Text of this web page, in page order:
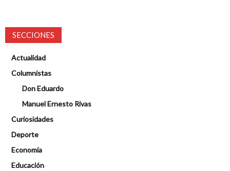
SECCIONES
Actualidad
Columnistas
Don Eduardo
Manuel Ernesto Rivas
Curiosidades
Deporte
Economía
Educación